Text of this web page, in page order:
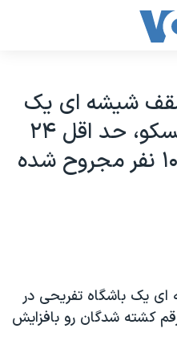
شيشه ای يک
باشگاه تفريحی در مسکو، حد اقل ۲۴
تن کشته وبيش از ۱۰۰ نفر مجروح شده
يک باشگاه تفريحی در
کشته شدگان رو بافزايش